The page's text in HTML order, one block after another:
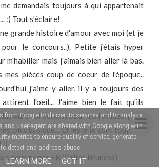
demandais toujours à qui appartenait
:) Tout s'éclaire!
grande histoire d'amour avec moi (et je
le concours..). Petite j'étais hyper
m'habiller mais j'aimais bien aller là bas.
mes pièces coup de coeur de l'époque..
j'aime y aller, il y a toujours des
attirent l'oeil... J'aime bien le fait qu'ils
collections pour les femmes: pour
plus basique... Et les prix sont toujours
:)
deux pages FB (Celine Bruness)
from Google to deliver its services and to analyze
and user-agent are shared with Google along with
metrics to ensure quality of service, generate
detect and address abuse.
LEARN MORE GOT IT